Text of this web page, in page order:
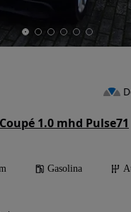
1.0 mhd Pulse71
Gasolina